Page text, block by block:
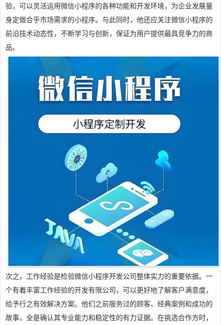
验，可以灵活运用微信小程序的各种功能和开发环境，为企业发展量
身定做合乎市场需求的小程序。与此同时，他还应关注微信小程序的
前沿技术动态性，不断学习与创新，保证为用户提供最具竞争力的商
品。
次之，工作经验是检验微信小程序开发公司整体实力的重要依据。一
个有着丰富工作经验的开发有限公司，可以更好地了解客户满意度，
给予行之有效解决方案。他们之前服务过的顾客、经典案例和成功的
故事，全是确认其专业能力和稳定性的有力证据。在挑选合作方时，